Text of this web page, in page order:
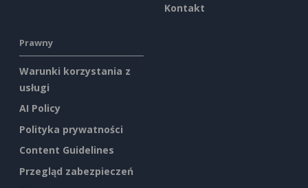
Kontakt
Prawny
Warunki korzystania z
usługi
AI Policy
Polityka prywatności
Content Guidelines
Przegląd zabezpieczeń